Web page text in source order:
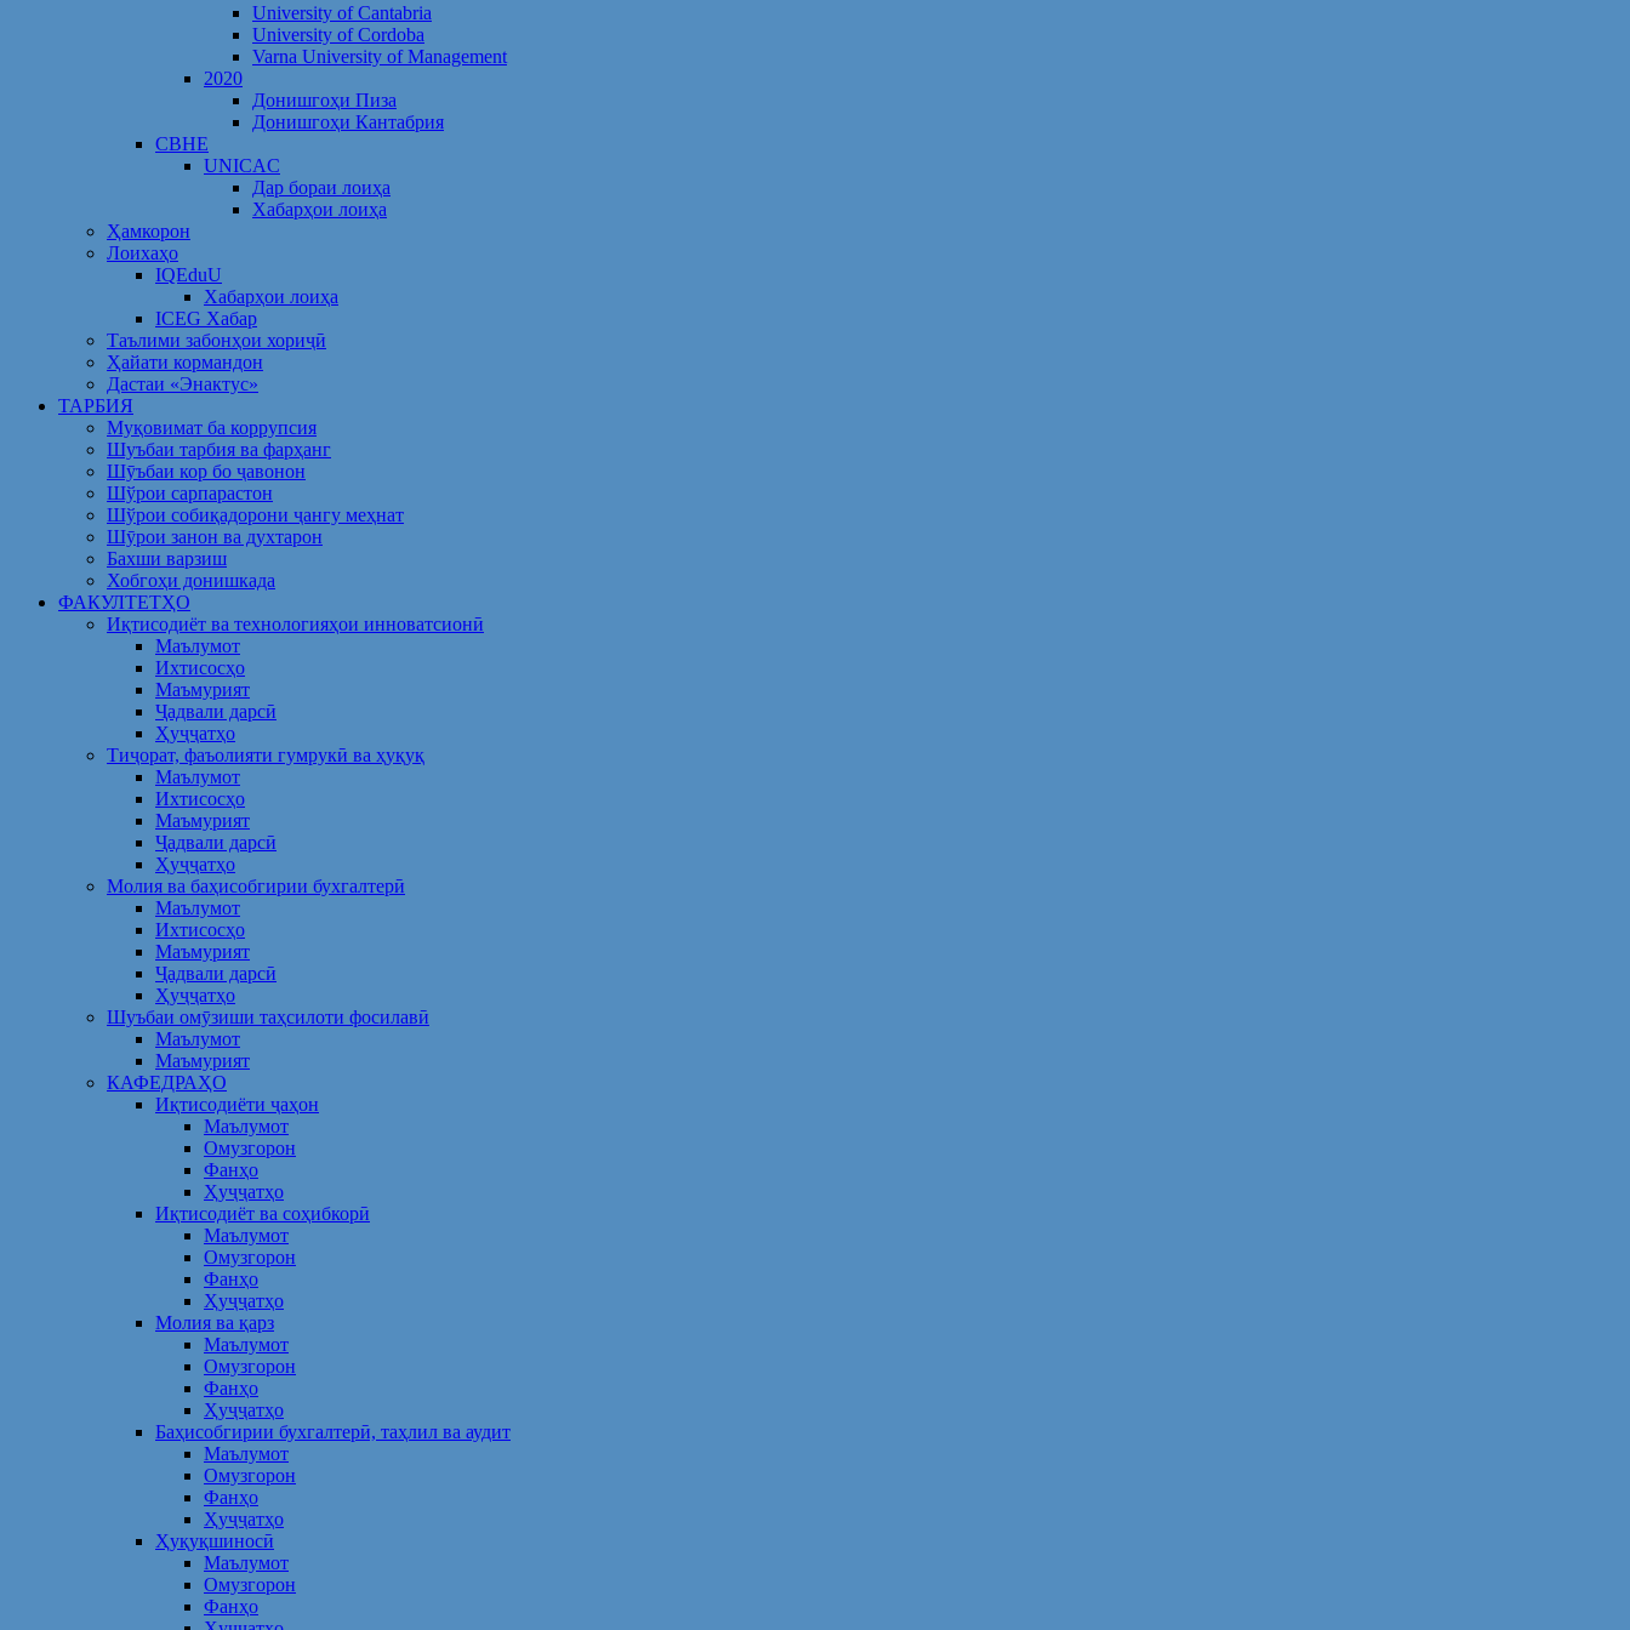
University of Cantabria
University of Cordoba
Varna University of Management
2020
Донишгоҳи Пиза
Донишгоҳи Кантабрия
CBHE
UNICAC
Дар бораи лоиҳа
Хабарҳои лоиҳа
Ҳамкорон
Лоихаҳо
IQEduU
Хабарҳои лоиҳа
ICEG Хабар
Таълими забонҳои хориҷӣ
Ҳайати кормандон
Дастаи «Энактус»
ТАРБИЯ
Муқовимат ба коррупсия
Шуъбаи тарбия ва фарҳанг
Шӯъбаи кор бо ҷавонон
Шўрои сарпарастон
Шўрои собиқадорони ҷангу меҳнат
Шӯрои занон ва духтарон
Бахши варзиш
Хобгоҳи донишкада
ФАКУЛТЕТҲО
Иқтисодиёт ва технологияҳои инноватсионӣ
Маълумот
Ихтисосҳо
Маъмурият
Ҷадвали дарсӣ
Ҳуҷҷатҳо
Тиҷорат, фаъолияти гумрукӣ ва ҳуқуқ
Маълумот
Ихтисосҳо
Маъмурият
Ҷадвали дарсӣ
Ҳуҷҷатҳо
Молия ва баҳисобгирии бухгалтерӣ
Маълумот
Ихтисосҳо
Маъмурият
Ҷадвали дарсӣ
Ҳуҷҷатҳо
Шуъбаи омӯзиши таҳсилоти фосилавӣ
Маълумот
Маъмурият
КАФЕДРАҲО
Иқтисодиёти ҷаҳон
Маълумот
Омузгорон
Фанҳо
Ҳуҷҷатҳо
Иқтисодиёт ва соҳибкорӣ
Маълумот
Омузгорон
Фанҳо
Ҳуҷҷатҳо
Молия ва қарз
Маълумот
Омузгорон
Фанҳо
Ҳуҷҷатҳо
Баҳисобгирии бухгалтерӣ, таҳлил ва аудит
Маълумот
Омузгорон
Фанҳо
Ҳуҷҷатҳо
Ҳуқуқшиносӣ
Маълумот
Омузгорон
Фанҳо